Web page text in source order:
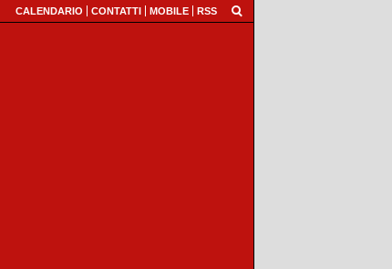
CALENDARIO CONTATTI MOBILE RSS